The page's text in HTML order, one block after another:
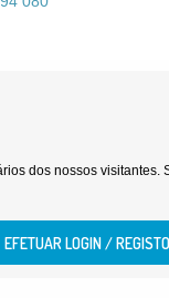
dos nossos visitantes.